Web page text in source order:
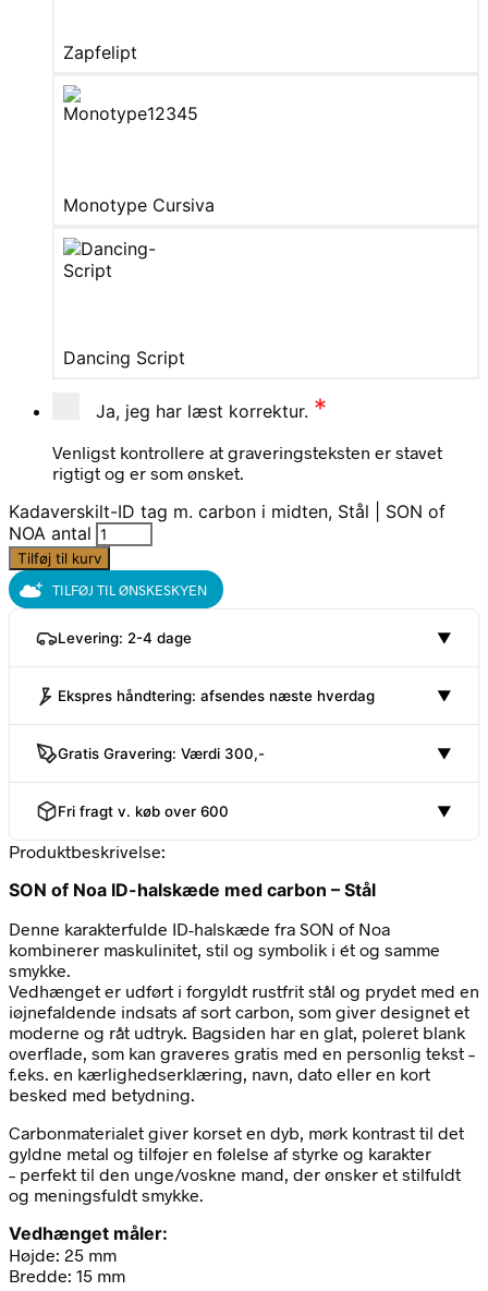
Zapfelipt
Monotype Cursiva
Dancing Script
Ja, jeg har læst korrektur. *
Venligst kontrollere at graveringsteksten er stavet
rigtigt og er som ønsket.
Kadaverskilt-ID tag m. carbon i midten, Stål | SON of
NOA antal
Tilføj til kurv
TILFØJ TIL ØNSKESKYEN
Levering: 2-4 dage ▼
Ekspres håndtering: afsendes næste hverdag ▼
Gratis Gravering: Værdi 300,- ▼
Fri fragt v. køb over 600 ▼
Produktbeskrivelse:
SON of Noa ID-halskæde med carbon – Stål
Denne karakterfulde ID-halskæde fra SON of Noa
kombinerer maskulinitet, stil og symbolik i ét og samme
smykke.
Vedhænget er udført i forgyldt rustfrit stål og prydet med en
iøjnefaldende indsats af sort carbon, som giver designet et
moderne og råt udtryk. Bagsiden har en glat, poleret blank
overflade, som kan graveres gratis med en personlig tekst –
f.eks. en kærlighedserklæring, navn, dato eller en kort
besked med betydning.
Carbonmaterialet giver korset en dyb, mørk kontrast til det
gyldne metal og tilføjer en følelse af styrke og karakter
– perfekt til den unge/voskne mand, der ønsker et stilfuldt
og meningsfuldt smykke.
Vedhænget måler:
Højde: 25 mm
Bredde: 15 mm